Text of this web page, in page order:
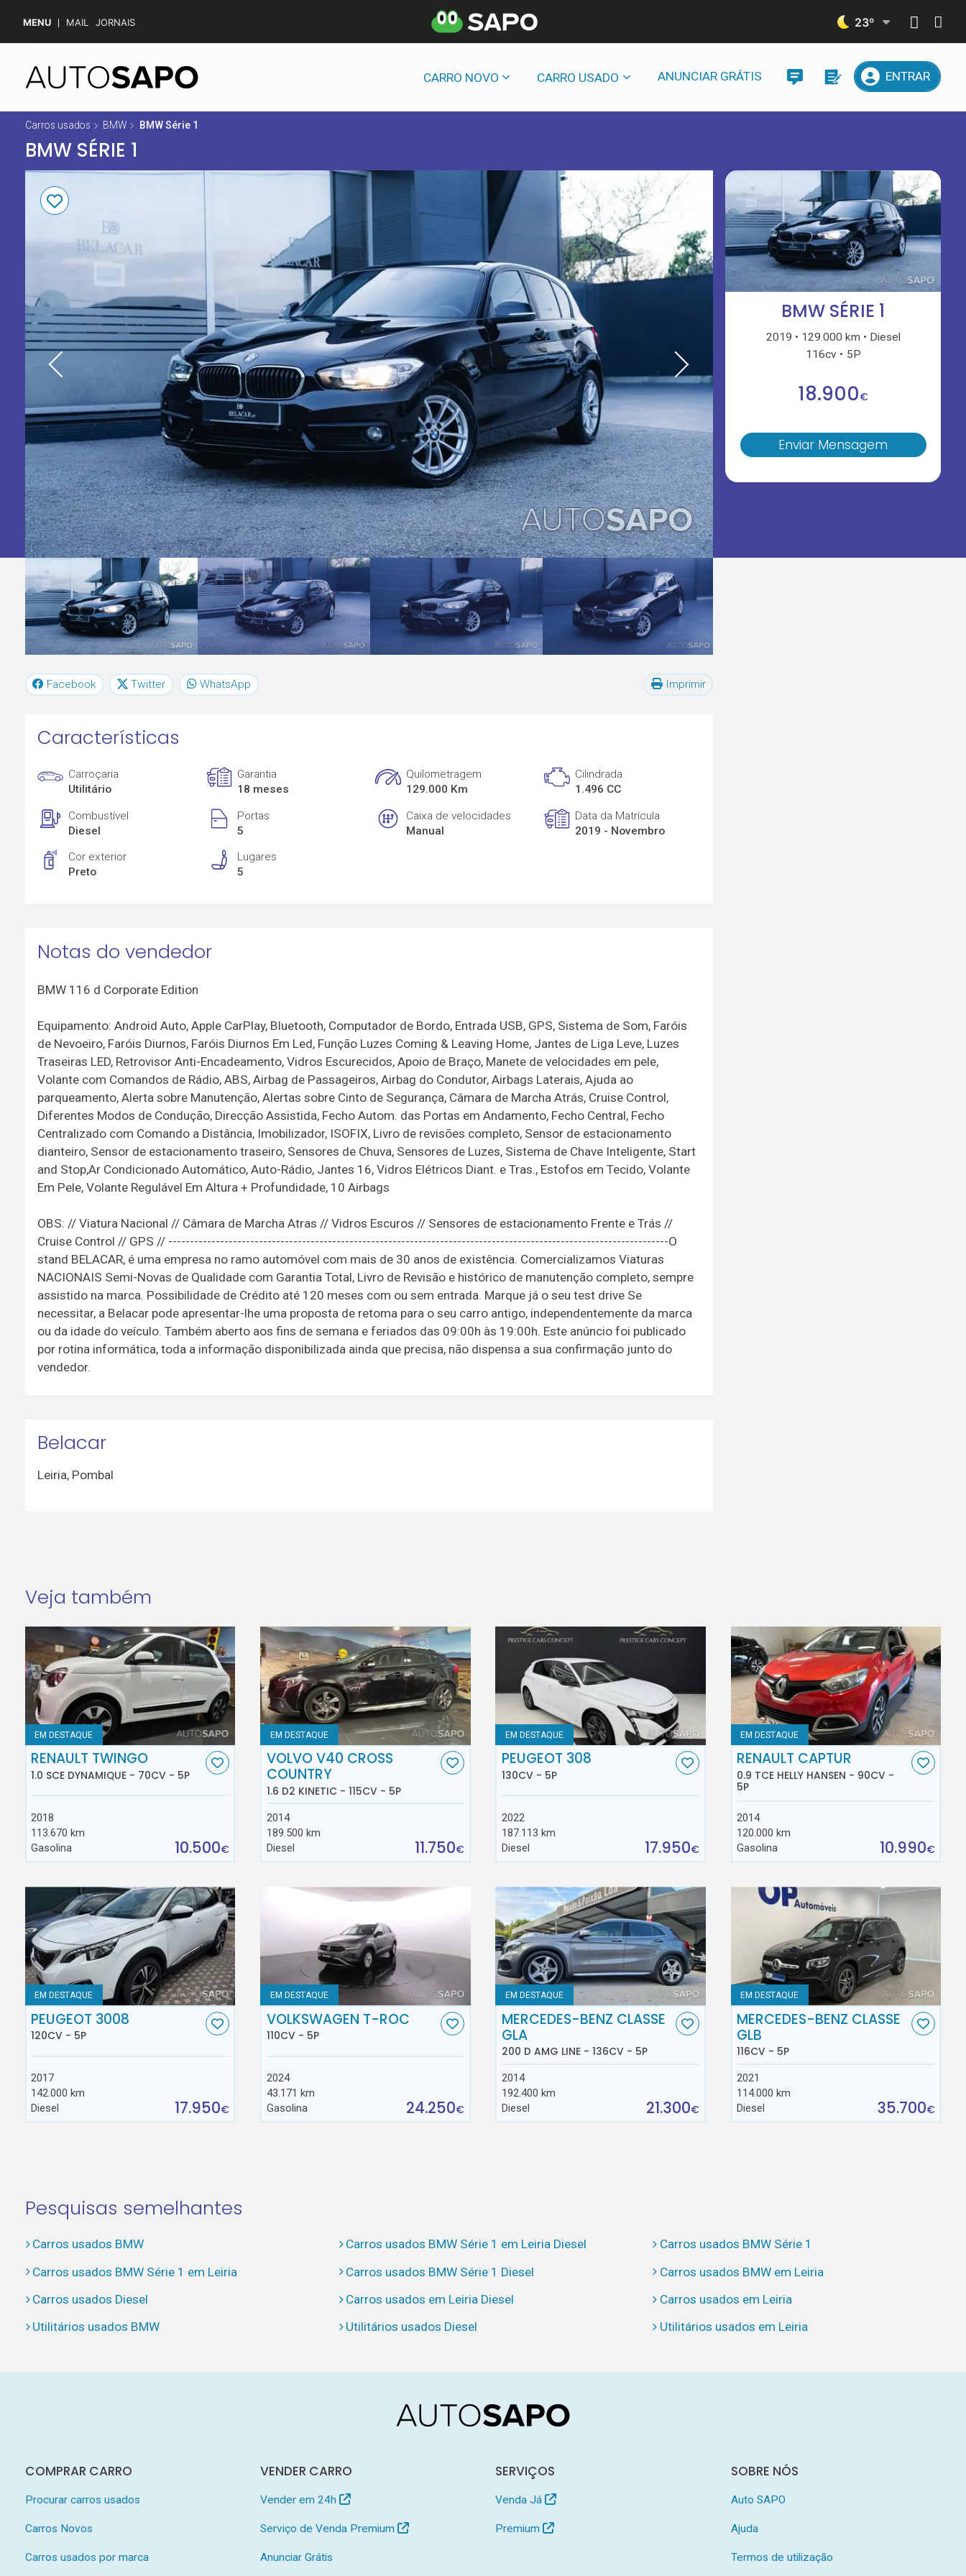
MENU MAIL JORNAIS 23º
CARRO NOVO CARRO USADO ANUNCIAR GRÁTIS ENTRAR
Carros usados BMW BMW Série 1
BMW SÉRIE 1
BMW SÉRIE 1
2019 129.000 km
Diesel
116cv
5P
18.900€
Enviar Mensagem
Facebook Twitter WhatsApp Imprimir
Características
Carroçaria
Utilitário
Garantia
18 meses
Quilometragem
129.000 Km
Cilindrada
1.496 CC
Combustível
Diesel
Portas
5
Caixa de velocidades
Manual
Data da Matrícula
2019 - Novembro
Cor exterior
Preto
Lugares
5
Notas do vendedor
BMW 116 d Corporate Edition
Equipamento: Android Auto, Apple CarPlay, Bluetooth, Computador de Bordo, Entrada USB, GPS, Sistema de Som, Faróis
de Nevoeiro, Faróis Diurnos, Faróis Diurnos Em Led, Função Luzes Coming & Leaving Home, Jantes de Liga Leve, Luzes
Traseiras LED, Retrovisor Anti-Encadeamento, Vidros Escurecidos, Apoio de Braço, Manete de velocidades em pele,
Volante com Comandos de Rádio, ABS, Airbag de Passageiros, Airbag do Condutor, Airbags Laterais, Ajuda ao
parqueamento, Alerta sobre Manutenção, Alertas sobre Cinto de Segurança, Câmara de Marcha Atrás, Cruise Control,
Diferentes Modos de Condução, Direcção Assistida, Fecho Autom. das Portas em Andamento, Fecho Central, Fecho
Centralizado com Comando a Distância, Imobilizador, ISOFIX, Livro de revisões completo, Sensor de estacionamento
dianteiro, Sensor de estacionamento traseiro, Sensores de Chuva, Sensores de Luzes, Sistema de Chave Inteligente, Start
and Stop,Ar Condicionado Automático, Auto-Rádio, Jantes 16, Vidros Elétricos Diant. e Tras., Estofos em Tecido, Volante
Em Pele, Volante Regulável Em Altura + Profundidade, 10 Airbags
OBS: // Viatura Nacional // Câmara de Marcha Atras // Vidros Escuros // Sensores de estacionamento Frente e Trás //
Cruise Control // GPS // --------------------------------------------------------------------------------------------------------------------O
stand BELACAR, é uma empresa no ramo automóvel com mais de 30 anos de existência. Comercializamos Viaturas
NACIONAIS Semi-Novas de Qualidade com Garantia Total, Livro de Revisão e histórico de manutenção completo, sempre
assistido na marca. Possibilidade de Crédito até 120 meses com ou sem entrada. Marque já o seu test drive Se
necessitar, a Belacar pode apresentar-lhe uma proposta de retoma para o seu carro antigo, independentemente da marca
ou da idade do veículo. Também aberto aos fins de semana e feriados das 09:00h às 19:00h. Este anúncio foi publicado
por rotina informática, toda a informação disponibilizada ainda que precisa, não dispensa a sua confirmação junto do
vendedor.
Belacar
Leiria, Pombal
Veja também
EM DESTAQUE
RENAULT TWINGO
1.0 SCE DYNAMIQUE - 70CV - 5P
2018
113.670 km
Gasolina
10.500€
EM DESTAQUE
VOLVO V40 CROSS
COUNTRY
1.6 D2 KINETIC - 115CV - 5P
2014
189.500 km
Diesel
11.750€
EM DESTAQUE
PEUGEOT 308
130CV - 5P
2022
187.113 km
Diesel
17.950€
EM DESTAQUE
RENAULT CAPTUR
0.9 TCE HELLY HANSEN - 90CV -
5P
2014
120.000 km
Gasolina
10.990€
EM DESTAQUE
PEUGEOT 3008
120CV - 5P
2017
142.000 km
Diesel
17.950€
EM DESTAQUE
VOLKSWAGEN T-ROC
110CV - 5P
2024
43.171 km
Gasolina
24.250€
EM DESTAQUE
MERCEDES-BENZ CLASSE
GLA
200 D AMG LINE - 136CV - 5P
2014
192.400 km
Diesel
21.300€
EM DESTAQUE
MERCEDES-BENZ CLASSE
GLB
116CV - 5P
2021
114.000 km
Diesel
35.700€
Pesquisas semelhantes
Carros usados BMW Carros usados BMW Série 1 em Leiria Diesel
Carros usados BMW Série 1
Carros usados BMW Série 1 em Leiria
Carros usados BMW Série 1 Diesel
Carros usados BMW em Leiria
Carros usados Diesel
Carros usados em Leiria Diesel
Carros usados em Leiria
Utilitários usados BMW
Utilitários usados Diesel Utilitários usados em Leiria
COMPRAR CARRO
Procurar carros usados
Carros Novos
Carros usados por marca
VENDER CARRO
Vender em 24h
Serviço de Venda Premium
Anunciar Grátis
SERVIÇOS
Venda Já
Premium
SOBRE NÓS
Auto SAPO
Ajuda
Termos de utilização